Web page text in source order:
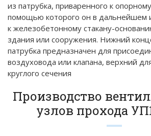
из патрубка, приваренного к
помощью которого он в дальнейшем
к железобетонному стакану-
здания или сооружения. Нижний
патрубка предназначен для
воздуховода или клапана, верхний
круглого сечения
Производство
узлов прохода